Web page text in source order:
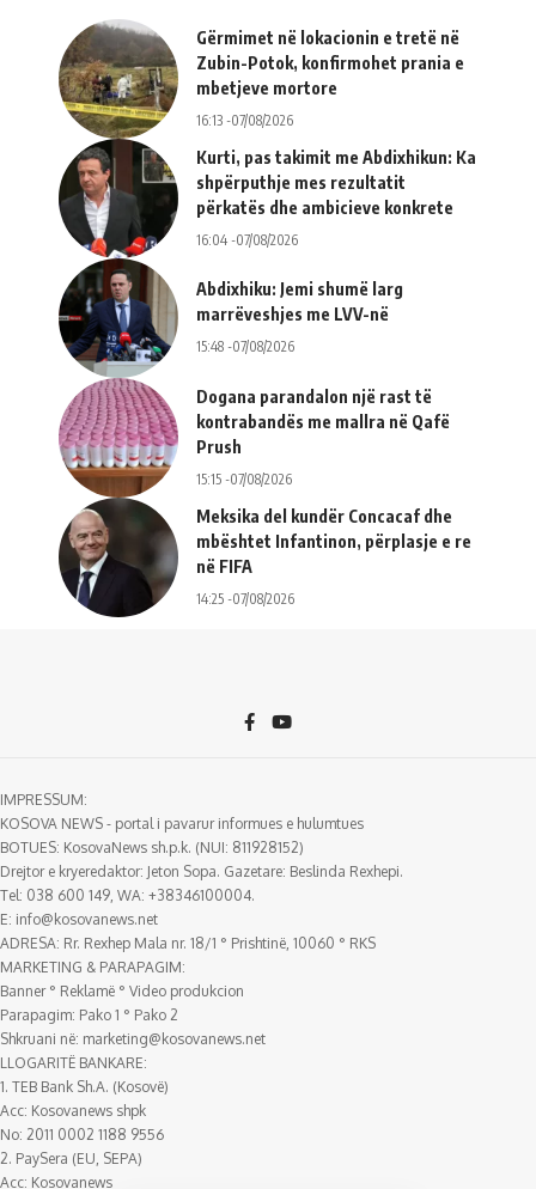
Gërmimet në lokacionin e tretë në
Zubin-Potok, konfirmohet prania e
mbetjeve mortore
16:13 -07/08/2026
Kurti, pas takimit me Abdixhikun: Ka
shpërputhje mes rezultatit
përkatës dhe ambicieve konkrete
16:04 -07/08/2026
Abdixhiku: Jemi shumë larg
marrëveshjes me LVV-në
15:48 -07/08/2026
Dogana parandalon një rast të
kontrabandës me mallra në Qafë
Prush
15:15 -07/08/2026
Meksika del kundër Concacaf dhe
mbështet Infantinon, përplasje e re
në FIFA
14:25 -07/08/2026
IMPRESSUM:
KOSOVA NEWS - portal i pavarur informues e hulumtues
BOTUES: KosovaNews sh.p.k. (NUI: 811928152)
Drejtor e kryeredaktor: Jeton Sopa. Gazetare: Beslinda Rexhepi.
Tel: 038 600 149, WA: +38346100004.
E: info@kosovanews.net
ADRESA: Rr. Rexhep Mala nr. 18/1 ° Prishtinë, 10060 ° RKS
MARKETING & PARAPAGIM:
Banner ° Reklamë ° Video produkcion
Parapagim: Pako 1 ° Pako 2
Shkruani në: marketing@kosovanews.net
LLOGARITË BANKARE:
1. TEB Bank Sh.A. (Kosovë)
Acc: Kosovanews shpk
No: 2011 0002 1188 9556
2. PaySera (EU, SEPA)
Acc: Kosovanews